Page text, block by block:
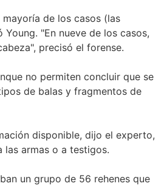
de los casos (las
"En nueve de los casos,
precisó el forense.
no permiten concluir que se
de balas y fragmentos de
disponible, dijo el experto,
las armas o a testigos.
un grupo de 56 rehenes que